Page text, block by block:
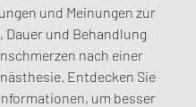
und Meinungen zur
Dauer und Behandlung
nach einer
Entdecken Sie
um besser